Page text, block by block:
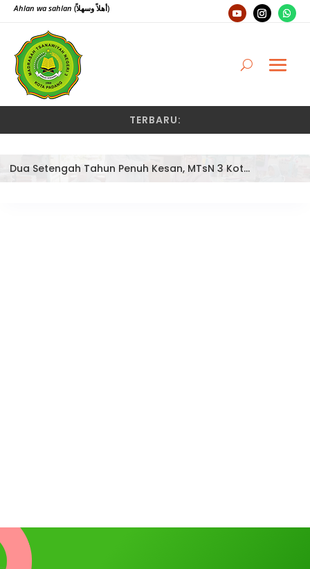
Ahlan wa sahlan (أهلاً وسهلاً)
TERBARU:
Dua Setengah Tahun Penuh Kesan, MTsN 3 Kota Padang Lepas Pengawas Pembina Dra. Nayusminar Nasrun